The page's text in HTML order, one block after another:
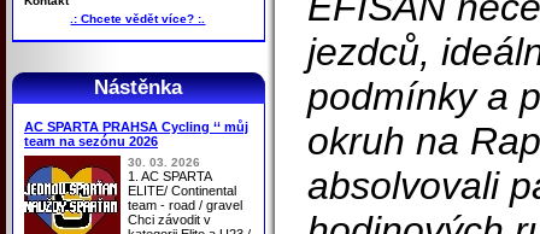
.: Chcete vědět více? :.
Nástěnka
AC SPARTA PRAHSA Cycling ‘‘ můj
team na sezónu 2026
30. 03. 2026
1. AC SPARTA
ELITE/ Continental
team - road / gravel
Chci závodit v
jezdců,
podmínky a
okruh na
absolvovali